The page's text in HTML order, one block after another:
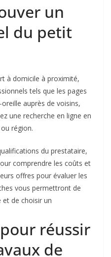
un
du petit
à domicile à proximité,
tels que les pages
auprès de voisins,
une recherche en ligne en
région.
du prestataire,
comprendre les coûts et
offres pour évaluer les
vous permettront de
et de choisir un
réussir
de